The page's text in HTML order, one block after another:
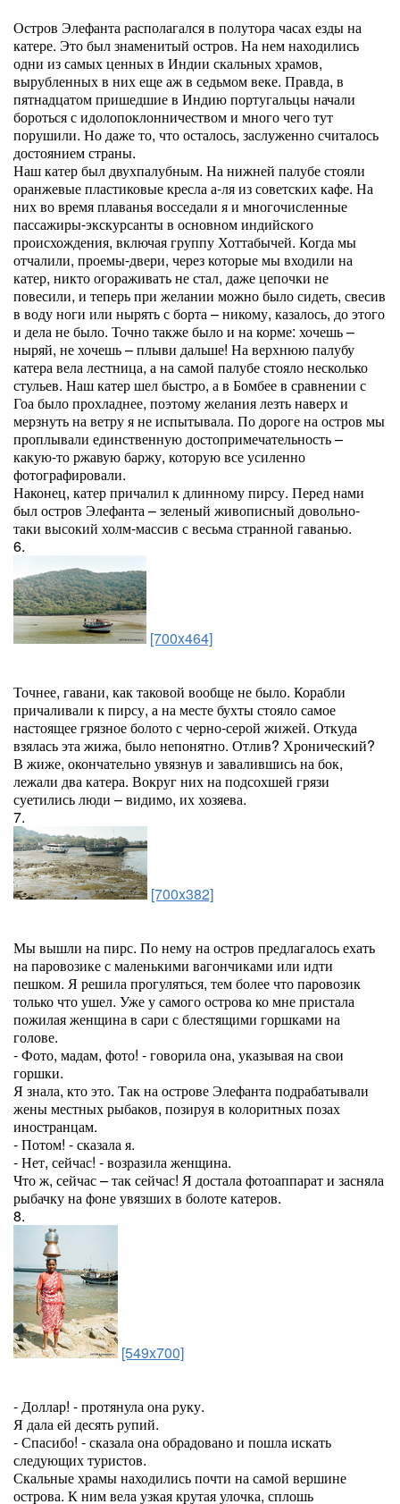
Остров Элефанта располагался в полутора часах езды на
катере. Это был знаменитый остров. На нем находились
одни из самых ценных в Индии скальных храмов,
вырубленных в них еще аж в седьмом веке. Правда, в
пятнадцатом пришедшие в Индию португальцы начали
бороться с идолопоклонничеством и много чего тут
порушили. Но даже то, что осталось, заслуженно считалось
достоянием страны.
Наш катер был двухпалубным. На нижней палубе стояли
оранжевые пластиковые кресла а-ля из советских кафе. На
них во время плаванья восседали я и многочисленные
пассажиры-экскурсанты в основном индийского
происхождения, включая группу Хоттабычей. Когда мы
отчалили, проемы-двери, через которые мы входили на
катер, никто огораживать не стал, даже цепочки не
повесили, и теперь при желании можно было сидеть, свесив
в воду ноги или нырять с борта – никому, казалось, до этого
и дела не было. Точно также было и на корме: хочешь –
ныряй, не хочешь – плыви дальше! На верхнюю палубу
катера вела лестница, а на самой палубе стояло несколько
стульев. Наш катер шел быстро, а в Бомбее в сравнении с
Гоа было прохладнее, поэтому желания лезть наверх и
мерзнуть на ветру я не испытывала. По дороге на остров мы
проплывали единственную достопримечательность –
какую-то ржавую баржу, которую все усиленно
фотографировали.
Наконец, катер причалил к длинному пирсу. Перед нами
был остров Элефанта – зеленый живописный довольно-
таки высокий холм-массив с весьма странной гаванью.
6.
[700x464]
Точнее, гавани, как таковой вообще не было. Корабли
причаливали к пирсу, а на месте бухты стояло самое
настоящее грязное болото с черно-серой жижей. Откуда
взялась эта жижа, было непонятно. Отлив? Хронический?
В жиже, окончательно увязнув и завалившись на бок,
лежали два катера. Вокруг них на подсохшей грязи
суетились люди – видимо, их хозяева.
7.
[700x382]
Мы вышли на пирс. По нему на остров предлагалось ехать
на паровозике с маленькими вагончиками или идти
пешком. Я решила прогуляться, тем более что паровозик
только что ушел. Уже у самого острова ко мне пристала
пожилая женщина в сари с блестящими горшками на
голове.
- Фото, мадам, фото! - говорила она, указывая на свои
горшки.
Я знала, кто это. Так на острове Элефанта подрабатывали
жены местных рыбаков, позируя в колоритных позах
иностранцам.
- Потом! - сказала я.
- Нет, сейчас! - возразила женщина.
Что ж, сейчас – так сейчас! Я достала фотоаппарат и засняла
рыбачку на фоне увязших в болоте катеров.
8.
[549x700]
- Доллар! - протянула она руку.
Я дала ей десять рупий.
- Спасибо! - сказала она обрадовано и пошла искать
следующих туристов.
Скальные храмы находились почти на самой вершине
острова. К ним вела узкая крутая улочка, сплошь